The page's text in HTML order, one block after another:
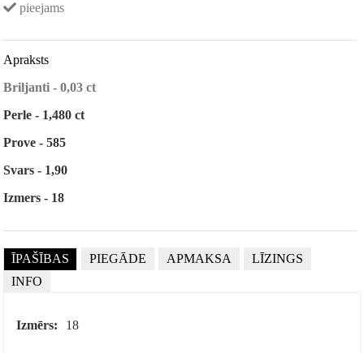
pieejams
Apraksts
Briljanti - 0,03 ct
Perle - 1,480 ct
Prove - 585
Svars - 1,90
Izmers - 18
ĪPAŠĪBAS PIEGĀDE APMAKSA
LĪZINGS
INFO
Izmērs: 18